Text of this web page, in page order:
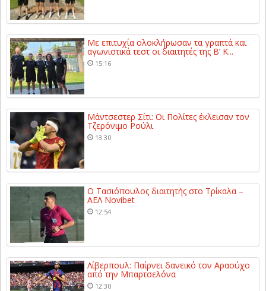
Με επιτυχία ολοκλήρωσαν τα γραπτά και
αγωνιστικά τεστ οι διαιτητές της Β’ Κ...
15:16
Μάντσεστερ Σίτι: Οι Πολίτες έκλεισαν τον
Τζερόνιμο Ρούλι
13:30
Ο Τασιόπουλος διαιτητής στο Τρίκαλα –
ΑΕΛ Novibet
12:54
Λίβερπουλ: Παίρνει δανεικό τον Αραούχο
από την Μπαρτσελόνα
12:30